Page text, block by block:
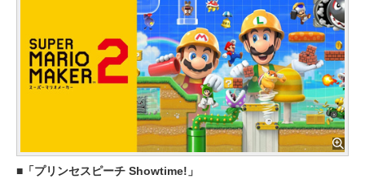
「プリンセスピーチ Showtime!」